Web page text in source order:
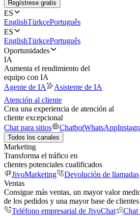
Regístrese gratis
ES
EnglishTürkçePortuguês
ES
EnglishTürkçePortuguês
Oportunidades
IA
Aumenta el rendimiento del
equipo con IA
Agente de IA
Asistente de IA
Atención al cliente
Crea una experiencia de atención al
cliente excepcional
Chat para sitios
ChatbotWhatsApp
Todos los canales
Marketing
Transforma el tráfico en
clientes potenciales cualificados
JivoMarketing
Devolución de llamadas
Ventas
Consigue más ventas, un mayor valor
de los pedidos y una mayor base de clientes
Teléfono empresarial de JivoChat
Chat